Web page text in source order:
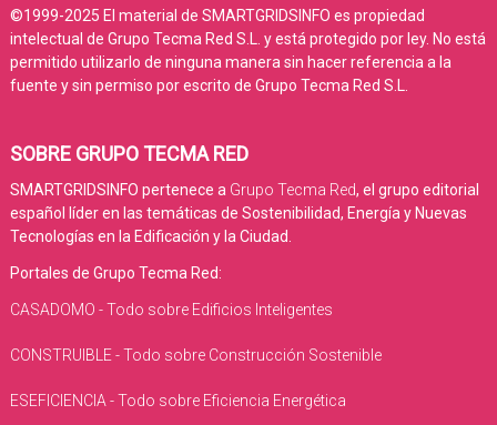
©1999-2025 El material de SMARTGRIDSINFO es propiedad
intelectual de Grupo Tecma Red S.L. y está protegido por ley. No está
permitido utilizarlo de ninguna manera sin hacer referencia a la
fuente y sin permiso por escrito de Grupo Tecma Red S.L.
SOBRE GRUPO TECMA RED
SMARTGRIDSINFO pertenece a Grupo Tecma Red, el grupo editorial
español líder en las temáticas de Sostenibilidad, Energía y Nuevas
Tecnologías en la Edificación y la Ciudad.
Portales de Grupo Tecma Red:
CASADOMO - Todo sobre Edificios Inteligentes
CONSTRUIBLE - Todo sobre Construcción Sostenible
ESEFICIENCIA - Todo sobre Eficiencia Energética